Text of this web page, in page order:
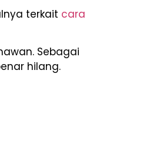
terkait cara
Sebagai
hilang.